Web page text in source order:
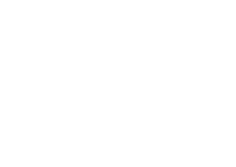
Afrika egy több szempontból is életveszélyes
elég, a koronavírus szintén megnehezítette a
biztonságosan eltölthetsz egy kis időt,
észben tartani, hogy a vírushelyzet bármikor
az adott ország hivatalos forrásaiból!